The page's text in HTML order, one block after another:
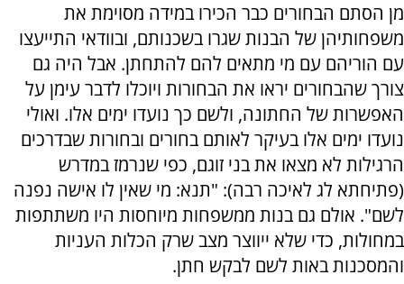
מן הסתם הבחורים כבר הכירו במידה מסוימת את
משפחותיהן של הבנות שגרו בשכנותם, ובוודאי התייעצו
עם הוריהם עם מי מתאים להם להתחתן. אבל היה גם
צורך שהבחורים יראו את הבחורות ויוכלו לדבר עימן על
האפשרות של החתונה, ולשם כך נועדו ימים אלו. ואולי
נועדו ימים אלו בעיקר לאותם בחורים ובחורות שבדרכים
הרגילות לא מצאו את בני זוגם, כפי שנרמז במדרש
(פתיחתא לג לאיכה רבה): "תנא: מי שאין לו אישה נפנה
לשם". אולם גם בנות ממשפחות מיוחסות היו משתתפות
במחולות, כדי שלא ייווצר מצב שרק הכלות העניות
והמסכנות באות לשם לבקש חתן.